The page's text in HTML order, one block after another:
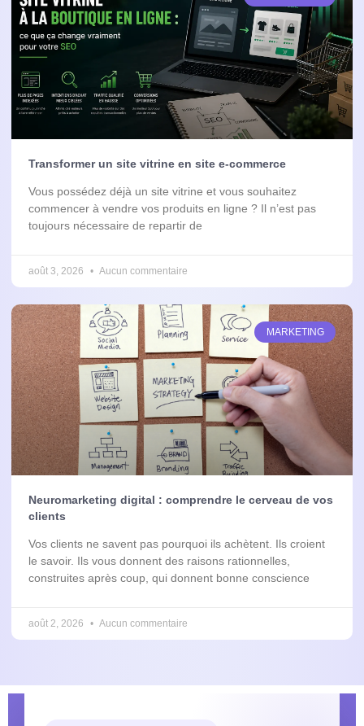
Transformer un site vitrine en site e-commerce
Vous possédez déjà un site vitrine et vous souhaitez
commencer à vendre vos produits en ligne ? Il n’est pas
toujours nécessaire de repartir de
août 3, 2026 Aucun commentaire
MARKETING
Neuromarketing digital : comprendre le cerveau de vos
clients
Vos clients ne savent pas pourquoi ils achètent. Ils croient
le savoir. Ils vous donnent des raisons rationnelles,
construites après coup, qui donnent bonne conscience
août 2, 2026 Aucun commentaire